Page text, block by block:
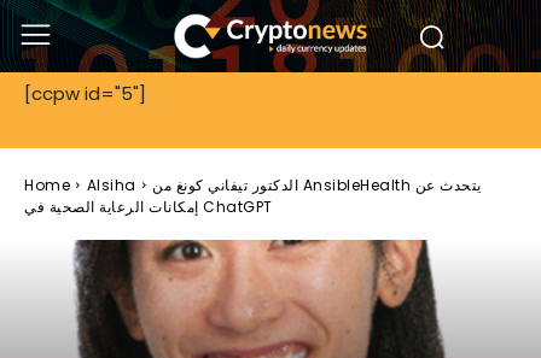
[ccpw id="5"]
Home Alsiha
الدكتور تيفاني كونغ من AnsibleHealth يتحدث عن
إمكانات الرعاية الصحية في ChatGPT